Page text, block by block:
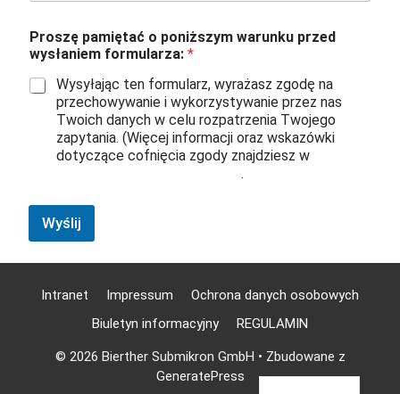
n
t
e
r
e
Proszę pamiętać o poniższym warunku przed
wysłaniem formularza: *
Wysyłając ten formularz, wyrażasz zgodę na
przechowywanie i wykorzystywanie przez nas
Twoich danych w celu rozpatrzenia Twojego
zapytania. (Więcej informacji oraz wskazówki
dotyczące cofnięcia zgody znajdziesz w
.
Wyślij
Intranet Impressum
Ochrona danych osobowych
Biuletyn informacyjny
REGULAMIN
© 2026 Bierther Submikron GmbH • Zbudowane z
GeneratePress